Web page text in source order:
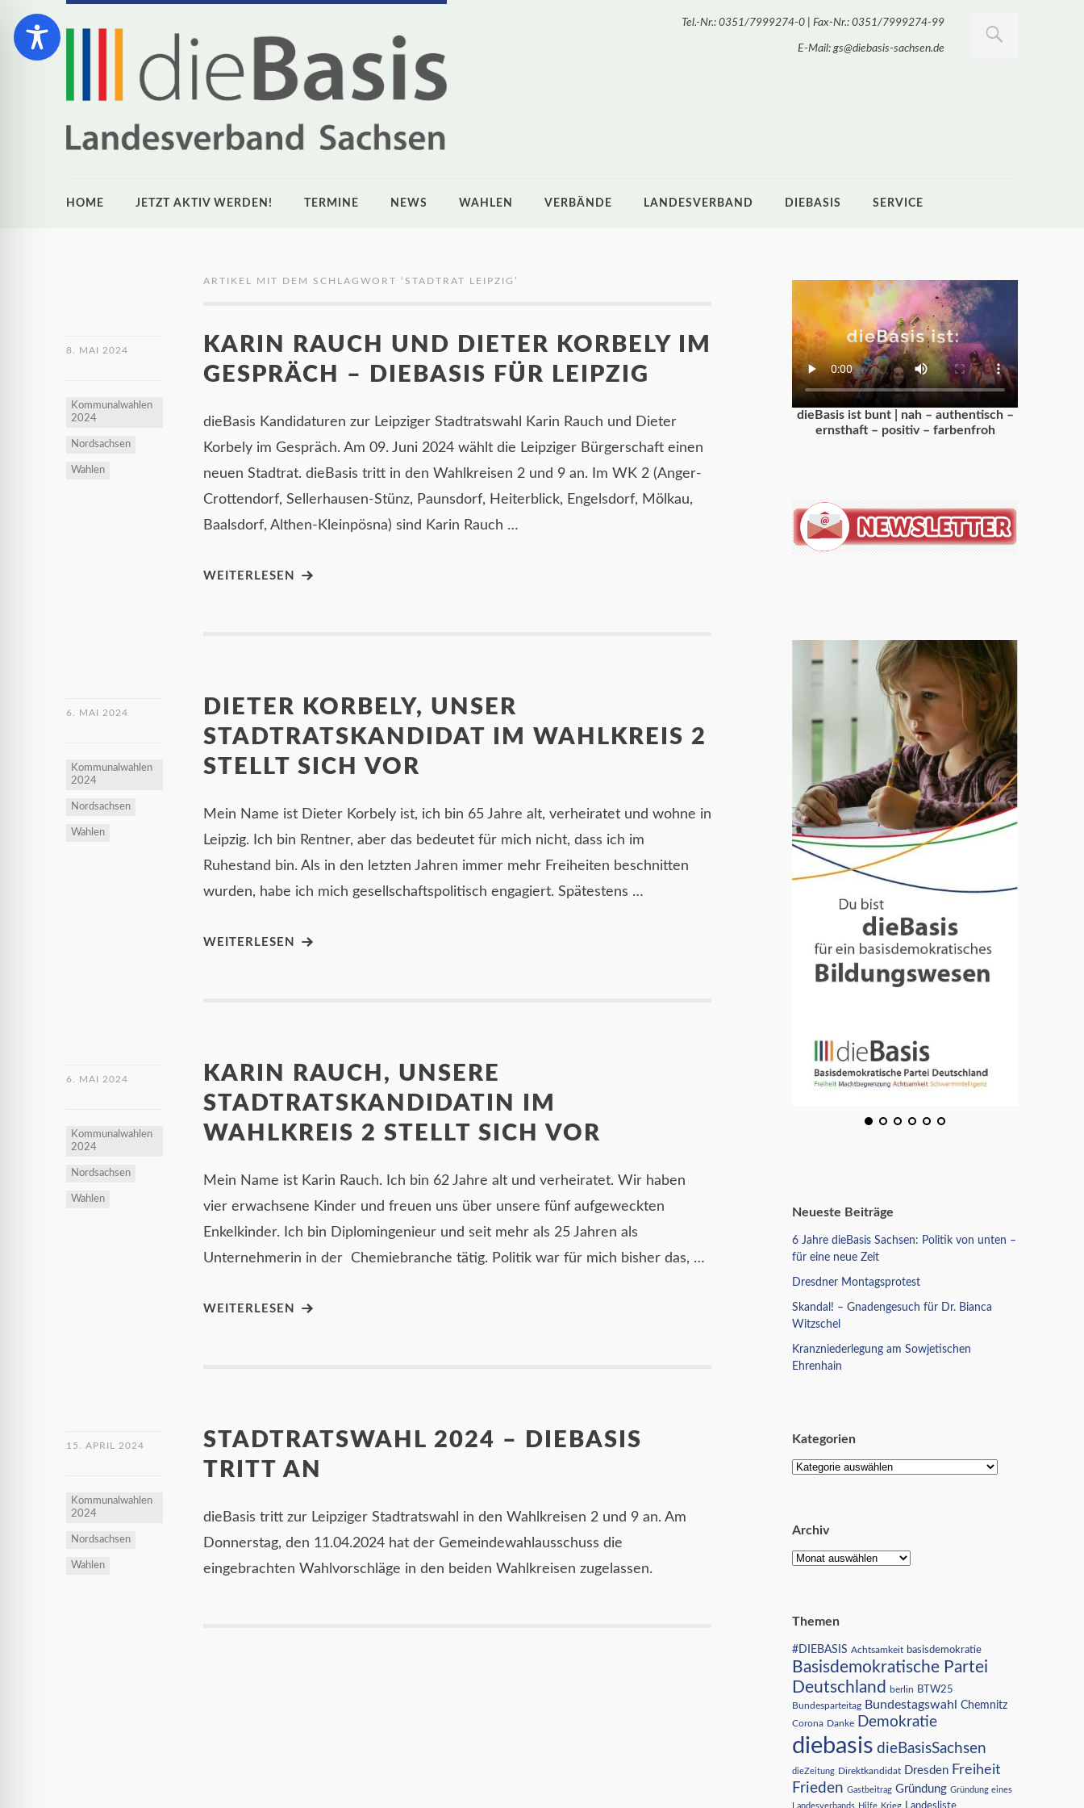
Tel.-Nr.: 0351/7999274-0 | Fax-Nr.: 0351/7999274-99
E-Mail: gs@diebasis-sachsen.de
HOME JETZT AKTIV WERDEN! TERMINE NEWS WAHLEN VERBÄNDE LANDESVERBAND DIEBASIS SERVICE
ARTIKEL MIT DEM SCHLAGWORT ‘ STADTRAT LEIPZIG ’
8. MAI 2024
Kommunalwahlen
2024
Nordsachsen
Wahlen
KARIN RAUCH UND DIETER KORBELY IM
GESPRÄCH – DIEBASIS FÜR LEIPZIG
dieBasis Kandidaturen zur Leipziger Stadtratswahl Karin Rauch und Dieter
Korbely im Gespräch. Am 09. Juni 2024 wählt die Leipziger Bürgerschaft einen
neuen Stadtrat. dieBasis tritt in den Wahlkreisen 2 und 9 an. Im WK 2 (Anger-
Crottendorf, Sellerhausen-Stünz, Paunsdorf, Heiterblick, Engelsdorf, Mölkau,
Baalsdorf, Althen-Kleinpösna) sind Karin Rauch …
WEITERLESEN
6. MAI 2024
Kommunalwahlen
2024
Nordsachsen
Wahlen
DIETER KORBELY, UNSER
STADTRATSKANDIDAT IM WAHLKREIS 2
STELLT SICH VOR
Mein Name ist Dieter Korbely ist, ich bin 65 Jahre alt, verheiratet und wohne in
Leipzig. Ich bin Rentner, aber das bedeutet für mich nicht, dass ich im
Ruhestand bin. Als in den letzten Jahren immer mehr Freiheiten beschnitten
wurden, habe ich mich gesellschaftspolitisch engagiert. Spätestens …
WEITERLESEN
6. MAI 2024
Kommunalwahlen
2024
Nordsachsen
Wahlen
KARIN RAUCH, UNSERE
STADTRATSKANDIDATIN IM
WAHLKREIS 2 STELLT SICH VOR
Mein Name ist Karin Rauch. Ich bin 62 Jahre alt und verheiratet. Wir haben
vier erwachsene Kinder und freuen uns über unsere fünf aufgeweckten
Enkelkinder. Ich bin Diplomingenieur und seit mehr als 25 Jahren als
Unternehmerin in der Chemiebranche tätig. Politik war für mich bisher das, …
WEITERLESEN
15. APRIL 2024
Kommunalwahlen
2024
Nordsachsen
Wahlen
STADTRATSWAHL 2024 – DIEBASIS
TRITT AN
dieBasis tritt zur Leipziger Stadtratswahl in den Wahlkreisen 2 und 9 an. Am
Donnerstag, den 11.04.2024 hat der Gemeindewahlausschuss die
eingebrachten Wahlvorschläge in den beiden Wahlkreisen zugelassen.
dieBasis ist bunt | nah – authentisch –
ernsthaft – positiv – farbenfroh
Neueste Beiträge
6 Jahre dieBasis Sachsen: Politik von unten –
für eine neue Zeit
Dresdner Montagsprotest
Skandal! – Gnadengesuch für Dr. Bianca
Witzschel
Kranzniederlegung am Sowjetischen
Ehrenhain
Kategorien
Archiv
Themen
#DIEBASIS Achtsamkeit basisdemokratie
Basisdemokratische Partei
Deutschland
berlin BTW25
Bundesparteitag Bundestagswahl Chemnitz
Corona Danke Demokratie
diebasis dieBasisSachsen
dieZeitung Direktkandidat Dresden Freiheit
Frieden Gastbeitrag Gründung Gründung eines
Landesverbands Hilfe Krieg Landesliste